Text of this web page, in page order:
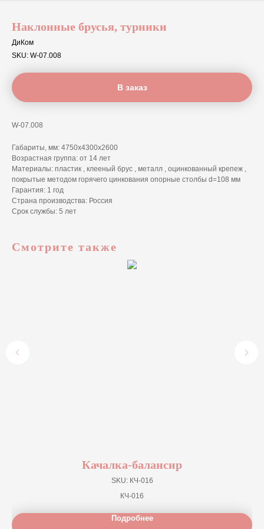
Наклонные брусья, турники
ДиКом
SKU: W-07.008
В заказ
W-07.008
Габариты, мм: 4750х4300х2600
Возрастная группа: от 14 лет
Материалы: пластик , клееный брус , металл , оцинкованный крепеж ,
покрытые методом горячего цинкования опорные столбы d=108 мм
Гарантия: 1 год
Страна производства: Россия
Срок службы: 5 лет
Смотрите также
Качалка-балансир
SKU: КЧ-016
КЧ-016
Подробнее